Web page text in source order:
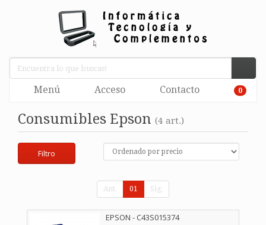
Menú Acceso Contacto 0
Consumibles Epson (4 art.)
Filtro
Ant. 01 Sig.
EPSON - C43S015374